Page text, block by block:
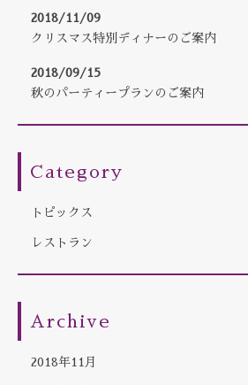
2018/11/09
クリスマス特別ディナーのご案内
2018/09/15
秋のパーティープランのご案内
Category
トピックス
レストラン
Archive
2018年11月